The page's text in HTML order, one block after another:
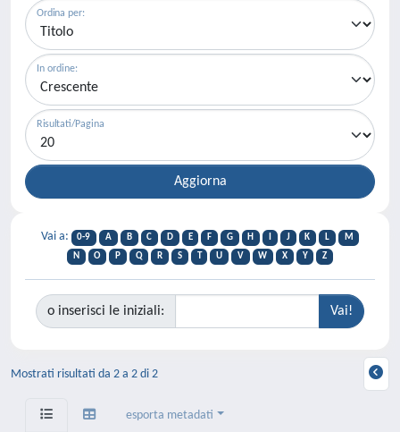
Ordina per:
In ordine:
Risultati/Pagina
Vai a: 0-9 A B C D E F G H J K L
M
N
O P Q R S T U V W X Y Z
o inserisci le iniziali:
Mostrati risultati da 2 a 2 di 2
esporta metadati